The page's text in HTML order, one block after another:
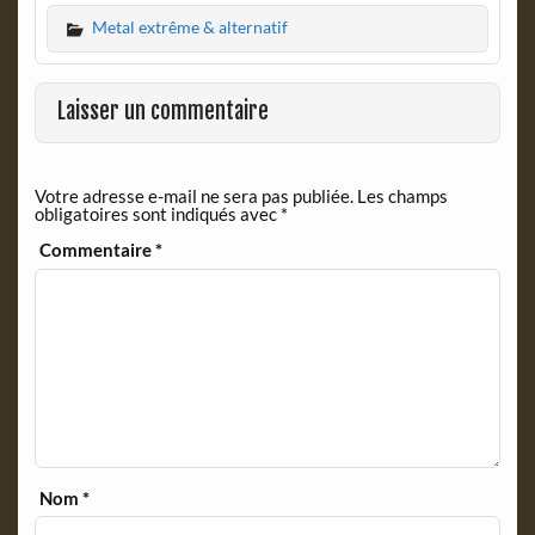
c
e
b
o
o
k
i
n
t
F
r
e
d
l
y
Metal extrême & alternatif
Laisser un commentaire
Votre adresse e-mail ne sera pas publiée. Les champs
obligatoires sont indiqués avec *
Commentaire*
Nom*